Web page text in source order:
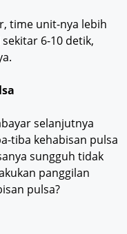
time unit-nya lebih
6-10 detik,
selanjutnya
tiba kehabisan pulsa
sungguh tidak
panggilan
pulsa?